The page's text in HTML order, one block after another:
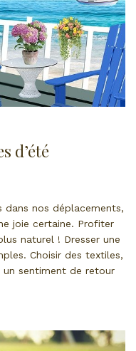
d’été
nos déplacements,
joie certaine. Profiter
naturel ! Dresser une
Choisir des textiles,
un sentiment de retour